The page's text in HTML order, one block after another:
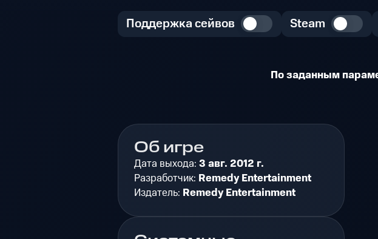
Поддержка сейвов Steam
По заданным
Об игре
Дата выхода: 3 авг. 2012 г.
Разработчик: Remedy Entertainment
Издатель: Remedy Entertainment